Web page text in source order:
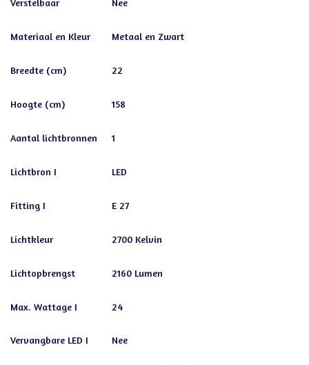
Verstelbaar Nee
Materiaal en Kleur Metaal en Zwart
Breedte (cm) 22
Hoogte (cm) 158
Aantal lichtbronnen 1
Lichtbron I LED
Fitting I E 27
Lichtkleur 2700 Kelvin
Lichtopbrengst 2160 Lumen
Max. Wattage I 24
Vervangbare LED I Nee